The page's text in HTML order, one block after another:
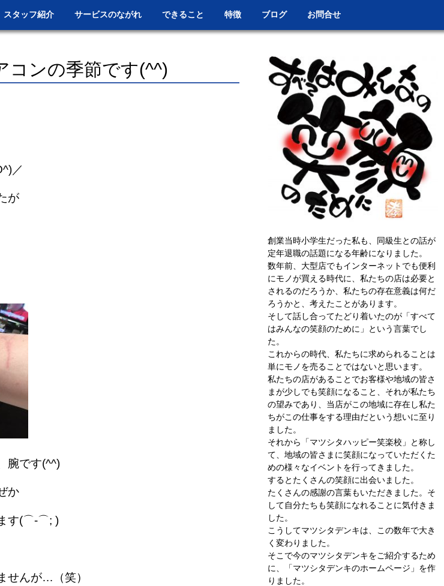
スタッフ紹介 サービスのながれ できること 特徴 ブログ お問合せ
コンの季節です(^^)
／
が
腕です(^^)
か
す(⌒-⌒; )
せんが…（笑）
創業当時小学生だった私も、同級生との話が
定年退職の話題になる年齢になりました。
数年前、大型店でもインターネットでも便利
にモノが買える時代に、私たちの店は必要と
されるのだろうか、私たちの存在意義は何だ
ろうかと、考えたことがあります。
そして話し合ってたどり着いたのが「すべて
はみんなの笑顔のために」という言葉でし
た。
これからの時代、私たちに求められることは
単にモノを売ることではないと思います。
私たちの店があることでお客様や地域の皆さ
まが少しでも笑顔になること、それが私たち
の望みであり、当店がこの地域に存在し私た
ちがこの仕事をする理由だという想いに至り
ました。
それから「マツシタハッピー笑楽校」と称し
て、地域の皆さまに笑顔になっていただくた
めの様々なイベントを行ってきました。
するとたくさんの笑顔に出会いました。
たくさんの感謝の言葉もいただきました。そ
して自分たちも笑顔になれることに気付きま
した。
こうしてマツシタデンキは、この数年で大き
く変わりました。
そこで今のマツシタデンキをご紹介するため
に、「マツシタデンキのホームページ」を作
りました。